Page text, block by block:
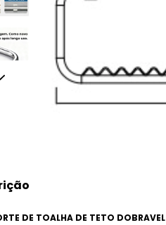
DE TOALHA DE TETO DOBRAVEL